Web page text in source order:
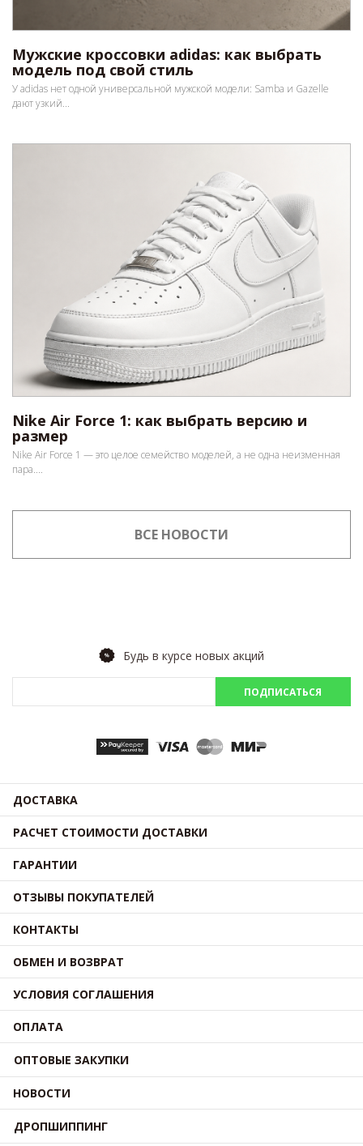
Мужские кроссовки adidas: как выбрать
модель под свой стиль
У adidas нет одной универсальной мужской модели: Samba и Gazelle
дают узкий...
Nike Air Force 1: как выбрать версию и
размер
Nike Air Force 1 — это целое семейство моделей, а не одна неизменная
пара....
ВСЕ НОВОСТИ
Будь в курсе новых акций
ПОДПИСАТЬСЯ
ДОСТАВКА
РАСЧЕТ СТОИМОСТИ ДОСТАВКИ
ГАРАНТИИ
ОТЗЫВЫ ПОКУПАТЕЛЕЙ
КОНТАКТЫ
ОБМЕН И ВОЗВРАТ
УСЛОВИЯ СОГЛАШЕНИЯ
ОПЛАТА
ОПТОВЫЕ ЗАКУПКИ
НОВОСТИ
ДРОПШИППИНГ